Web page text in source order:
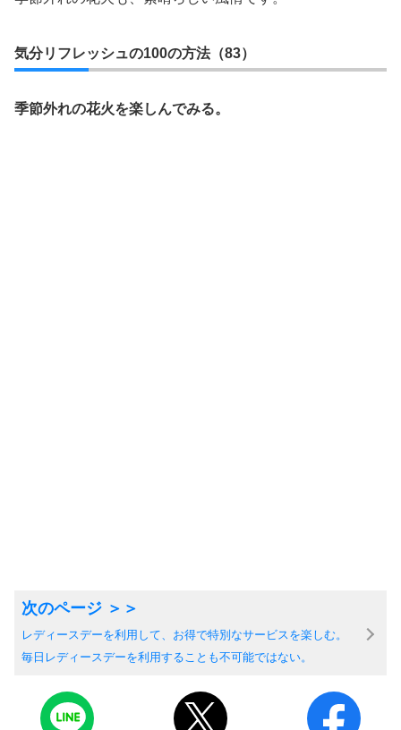
気分リフレッシュの100の方法（83）
季節外れの花火を楽しんでみる。
レディースデーを利用して、お得で特別なサービスを楽しむ。
毎日レディースデーを利用することも不可能ではない。